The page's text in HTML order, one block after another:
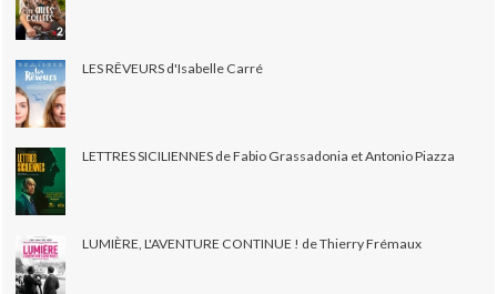
LES RÊVEURS d'Isabelle Carré
LETTRES SICILIENNES de Fabio Grassadonia et Antonio Piazza
LUMIÈRE, L'AVENTURE CONTINUE ! de Thierry Frémaux